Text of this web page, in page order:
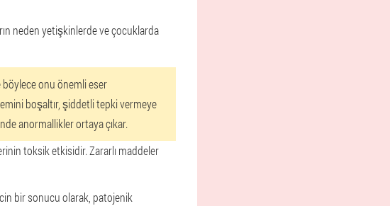
neden yetişkinlerde ve çocuklarda
onu önemli eser
boşaltır, şiddetli tepki vermeye
anormallikler ortaya çıkar.
toksik etkisidir. Zararlı maddeler
bir sonucu olarak, patojenik